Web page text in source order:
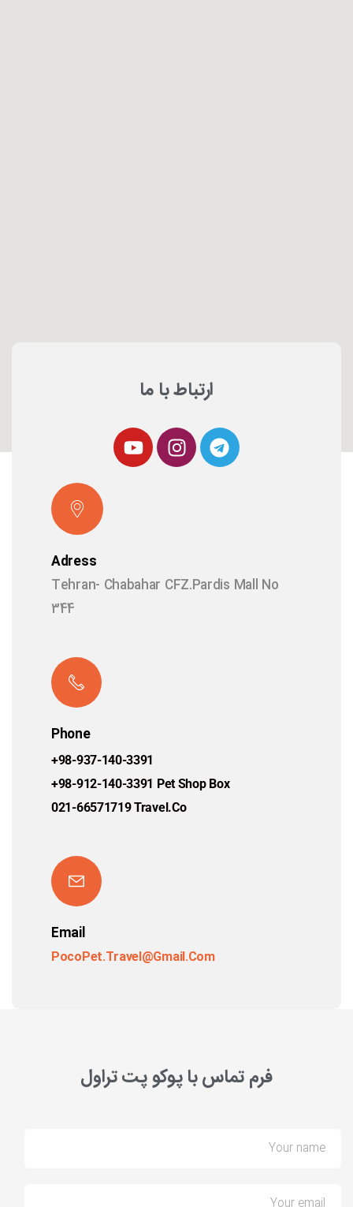
ارتباط با ما
Adress
Tehran- Chabahar CFZ.Pardis Mall No
344
Phone
+98-937-140-3391
+98-912-140-3391 Pet Shop Box
021-66571719 Travel.co
Email
PocoPet.Travel@Gmail.com
فرم تماس با پوکو پت تراول